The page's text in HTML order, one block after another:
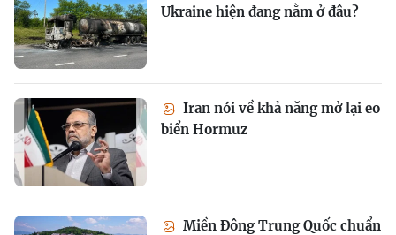
Ukraine hiện đang nằm ở đâu?
Iran nói về khả năng mở lại eo
biển Hormuz
Miền Đông Trung Quốc chuẩn